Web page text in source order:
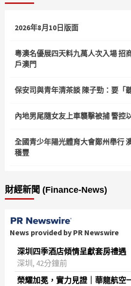
2026年8月10日版面
粵澳名優展四天料九萬人次入場 招
戶澳門
保安司與青年清茶談 陳子勁：要「
內地男尾隨女友上車襲擊被捕 警控
全國青少年陽光體育大會鄭州舉行
穫豐
財經新聞 (Finance-News)
News provided by PR Newswire
深圳四季酒店傾情呈獻套房禮遇
深圳, 42分鐘前
榮耀加冕，實力見證｜華龍航空